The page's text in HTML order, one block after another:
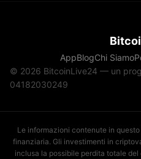
AppBlogChi Siamo
© 2026 BitcoinLive24 — un
04182030249
Le informazioni contenute in
finanziaria. Gli investimenti in
inclusa la possibile perdita totale